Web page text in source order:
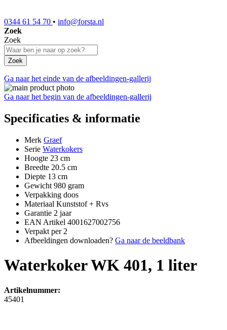
0344 61 54 70 • info@forsta.nl
Zoek
Zoek
Zoek
Ga naar het einde van de afbeeldingen-gallerij
Ga naar het begin van de afbeeldingen-gallerij
Specificaties & informatie
Merk Graef
Serie Waterkokers
Hoogte 23 cm
Breedte 20.5 cm
Diepte 13 cm
Gewicht 980 gram
Verpakking doos
Materiaal Kunststof + Rvs
Garantie 2 jaar
EAN Artikel 4001627002756
Verpakt per 2
Afbeeldingen downloaden? Ga naar de beeldbank
Waterkoker WK 401, 1 liter
Artikelnummer:
45401